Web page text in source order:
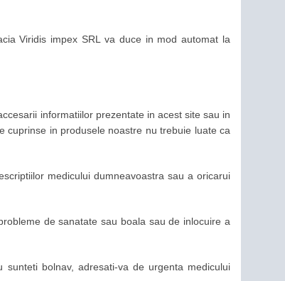
Viridis impex SRL va duce in mod automat la
informatiilor prezentate in acest site sau in
cuprinse in produsele noastre nu trebuie luate ca
medicului dumneavoastra sau a oricarui
de sanatate sau boala sau de inlocuire a
bolnav, adresati-va de urgenta medicului